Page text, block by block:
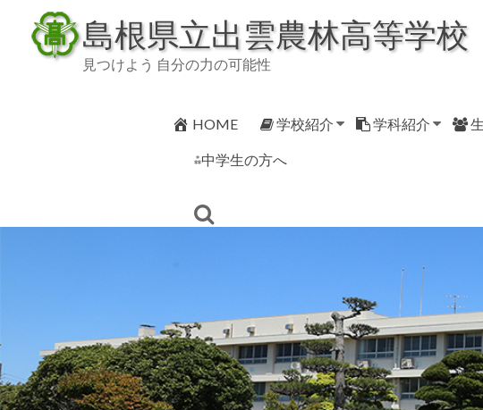
content
島根県立出雲農林高等学校
見つけよう 自分の力の可能性
HOME 学校紹介 学科紹介
⁂中学生の方へ